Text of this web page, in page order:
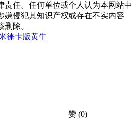
责任。任何单位或个人认为本网站中
嫌侵犯其知识产权或存在不实内容
除。
徕卡版黄牛
赞 (0)